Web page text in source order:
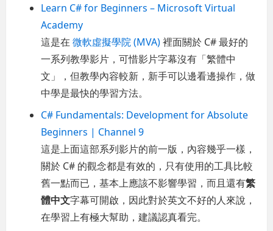
Learn C# for Beginners – Microsoft Virtual
Academy
這是在微軟虛擬學院 (MVA)裡面關於 C# 最好的
一系列教學影片，可惜影片字幕沒有「繁體中
文」，但教學內容較新，新手可以邊看邊操作，做
中學是最快的學習方法。
C# Fundamentals: Development for Absolute
Beginners | Channel 9
這是上面這部系列影片的前一版，內容幾乎一樣，
關於 C# 的觀念都是有效的，只有使用的工具比較
舊一點而已，基本上應該不影響學習，而且還有繁
體中文字幕可開啟，因此對於英文不好的人來說，
在學習上有極大幫助，建議認真看完。